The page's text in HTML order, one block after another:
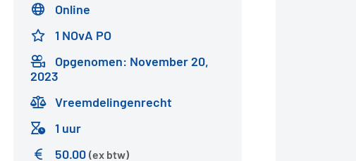
Online
1 NOvA PO
Opgenomen: November 20,
2023
Vreemdelingenrecht
1 uur
50.00 (ex btw)